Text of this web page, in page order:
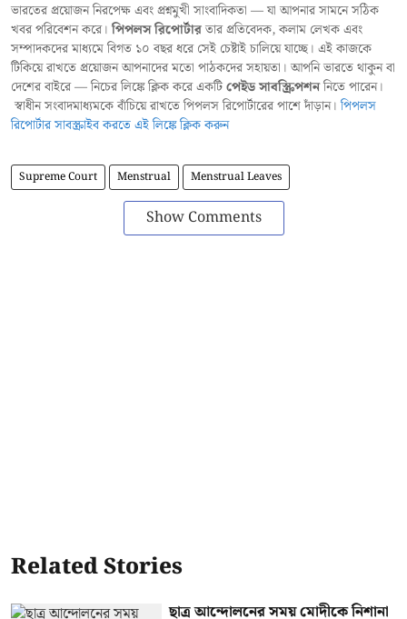
ভারতের প্রয়োজন নিরপেক্ষ এবং প্রশ্নমুখী সাংবাদিকতা — যা আপনার সামনে সঠিক
খবর পরিবেশন করে।পিপলস রিপোর্টারতার প্রতিবেদক, কলাম লেখক এবং
সম্পাদকদের মাধ্যমে বিগত ১০ বছর ধরে সেই চেষ্টাই চালিয়ে যাচ্ছে। এই কাজকে
টিকিয়ে রাখতে প্রয়োজন আপনাদের মতো পাঠকদের সহায়তা। আপনি ভারতে থাকুন বা
দেশের বাইরে — নিচের লিঙ্কে ক্লিক করে একটিপেইড সাবস্ক্রিপশননিতে পারেন।
স্বাধীন সংবাদমাধ্যমকে বাঁচিয়ে রাখতে পিপলস রিপোর্টারের পাশে দাঁড়ান।পিপলস
রিপোর্টার সাবস্ক্রাইব করতে এই লিঙ্কে ক্লিক করুন
Supreme Court Menstrual Menstrual Leaves
Show Comments
Related Stories
ছাত্র আন্দোলনের সময় মোদীকে নিশানা